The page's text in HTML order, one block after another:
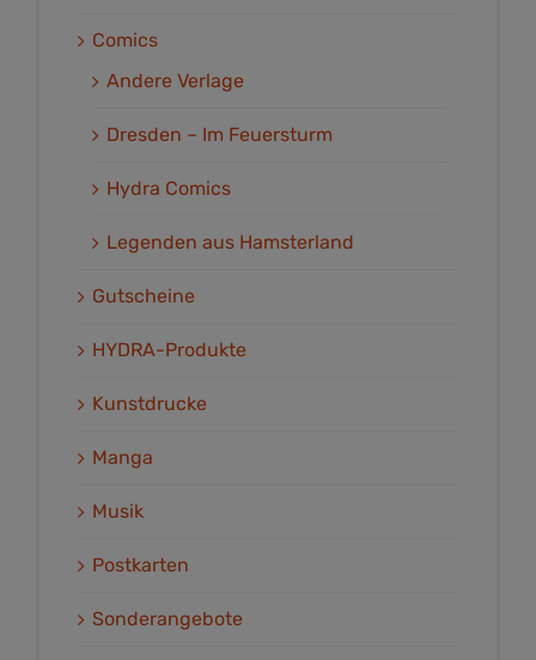
Comics
Andere Verlage
Dresden – Im Feuersturm
Hydra Comics
Legenden aus Hamsterland
Gutscheine
HYDRA-Produkte
Kunstdrucke
Manga
Musik
Postkarten
Sonderangebote